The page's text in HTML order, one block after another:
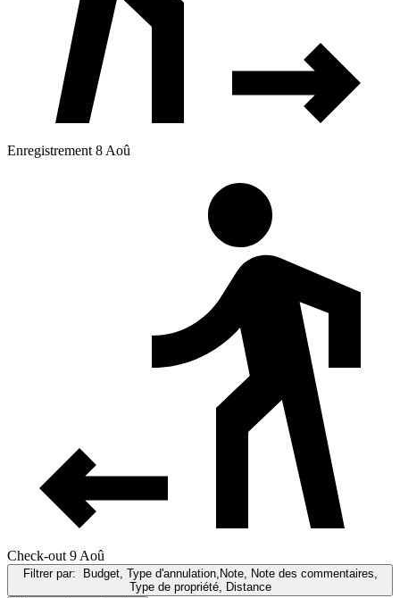
Enregistrement 8 Aoû
Check-out 9 Aoû
Filtrer par:
Budget, Type d'annulation,Note, Note des commentaires,
Type de propriété, Distance